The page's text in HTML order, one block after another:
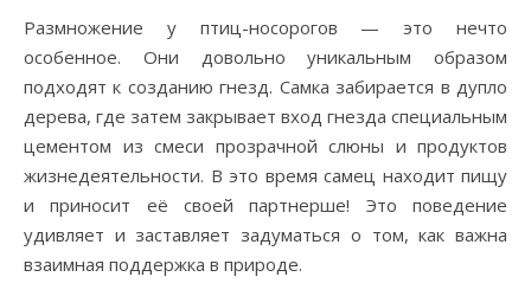
Размножение у птиц-носорогов — это нечто
особенное. Они довольно уникальным образом
подходят к созданию гнезд. Самка забирается в дупло
дерева, где затем закрывает вход гнезда специальным
цементом из смеси прозрачной слюны и продуктов
жизнедеятельности. В это время самец находит пищу
и приносит её своей партнерше! Это поведение
удивляет и заставляет задуматься о том, как важна
взаимная поддержка в природе.